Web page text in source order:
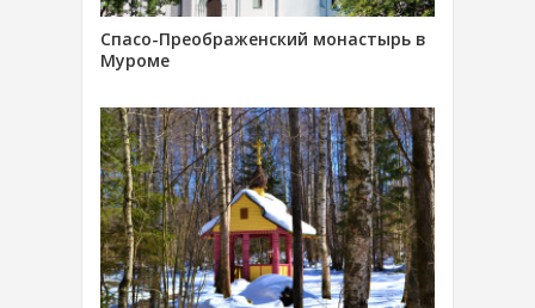
Спасо-Преображенский монастырь в
Муроме